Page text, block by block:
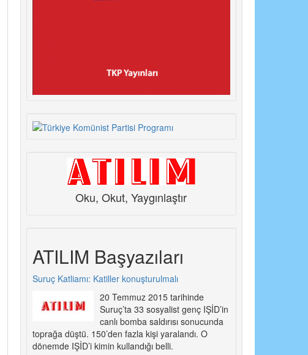
Oku, Okut, Yaygınlaştır
ATILIM Başyazıları
Suruç Katliamı: Katiller konuşturulmalı
20 Temmuz 2015 tarihinde
Suruç’ta 33 sosyalist genç IŞİD’in
canlı bomba saldırısı sonucunda
toprağa düştü. 150’den fazla kişi yaralandı. O
dönemde IŞİD’i kimin kullandığı belli.